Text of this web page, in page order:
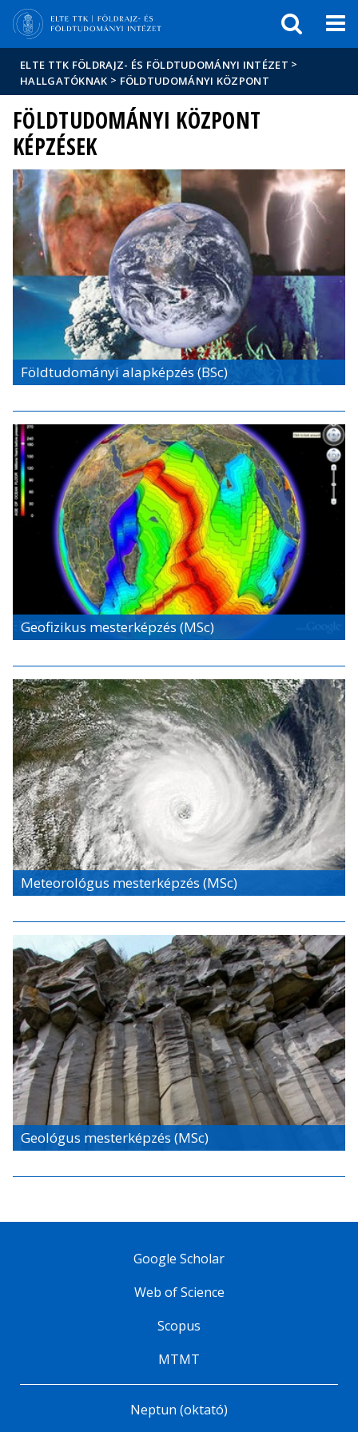
Hírek
Események
ELTE a
sajtóban
ELTE TTK FÖLDRAJZ- ÉS FÖLDTUDOMÁNYI INTÉZET >
HALLGATÓKNAK > FÖLDTUDOMÁNYI KÖZPONT
FÖLDTUDOMÁNYI KÖZPONT
KÉPZÉSEK
Földtudományi alapképzés (BSc)
Geofizikus mesterképzés (MSc)
Meteorológus mesterképzés (MSc)
Geológus mesterképzés (MSc)
Google Scholar
Web of Science
Scopus
MTMT
Neptun (oktató)